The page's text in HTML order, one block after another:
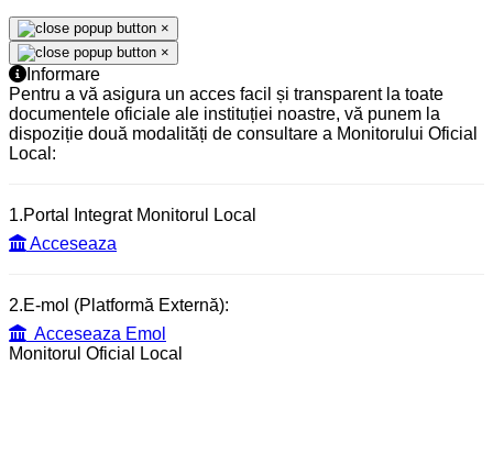
×
×
Informare
Pentru a vă asigura un acces facil și transparent la toate
documentele oficiale ale instituției noastre, vă punem la
dispoziție două modalități de consultare a Monitorului Oficial
Local:
1.Portal Integrat Monitorul Local
Acceseaza
2.E-mol (Platformă Externă):
Acceseaza Emol
Monitorul Oficial Local